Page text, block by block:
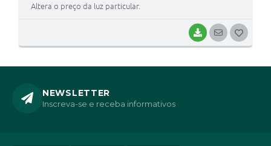
BAIXARSEGUIR
Altera o preço da luz particular.
NEWSLETTER
Inscreva-se e receba informativos